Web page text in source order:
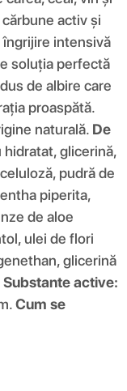
activ și
intensivă
soluția perfectă
de albire care
proaspătă.
naturală. De
glicerină,
pudră de
piperita,
de aloe
ulei de flori
glicerină
Substante active:
Cum se